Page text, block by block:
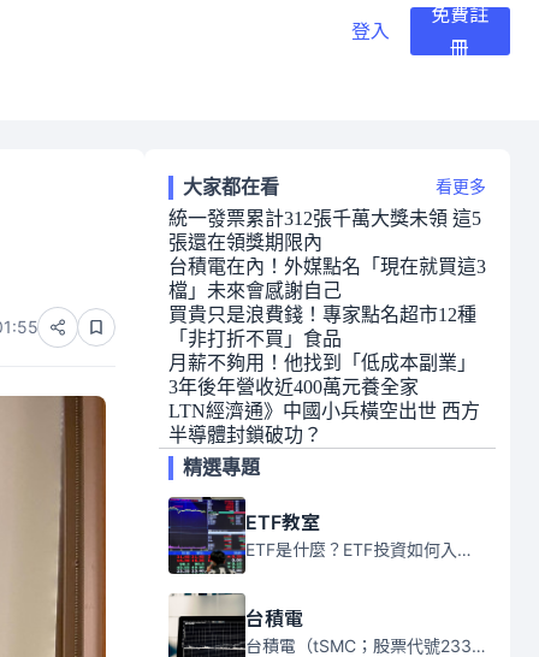
登入
免費註
冊
大家都在看 看更多
統一發票累計312張千萬大獎未領 這5
張還在領獎期限內
台積電在內！外媒點名「現在就買這3
檔」未來會感謝自己
買貴只是浪費錢！專家點名超市12種
「非打折不買」食品
月薪不夠用！他找到「低成本副業」
3年後年營收近400萬元養全家
LTN經濟通》中國小兵橫空出世 西方
半導體封鎖破功？
精選專題
ETF教室
ETF是什麼？ETF投資如何入門？本系列專題文章將會告訴你新手必須知道的ETF基礎知識。
台積電
台積電（tSMC；股票代號2330）是全球領先的半導體代工公司，成立於1987年，總部位於台灣新竹。且已於美國、日本、德國及中國設廠，台積電是全球首家專業積體電路製造服務公司，也是全球最先進和最大規模的半導體代工廠。